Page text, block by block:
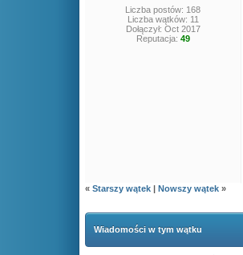
Liczba postów: 168
Liczba wątków: 11
Dołączył: Oct 2017
Reputacja: 49
«Starszy wątek |Nowszy wątek »
Wiadomości w tym wątku